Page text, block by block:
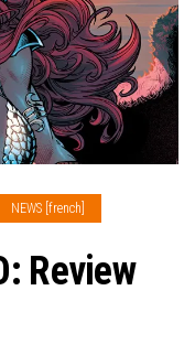
NEWS [french]
Review